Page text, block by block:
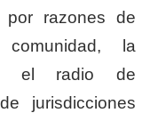
razones de
la
el radio de
jurisdicciones